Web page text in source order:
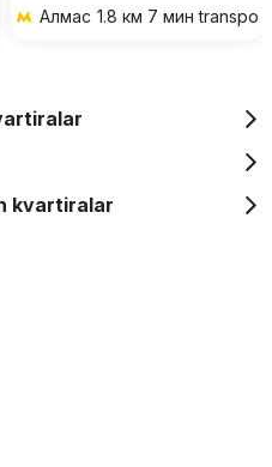
Алмас 1.8 км 7 мин
kvartiralar